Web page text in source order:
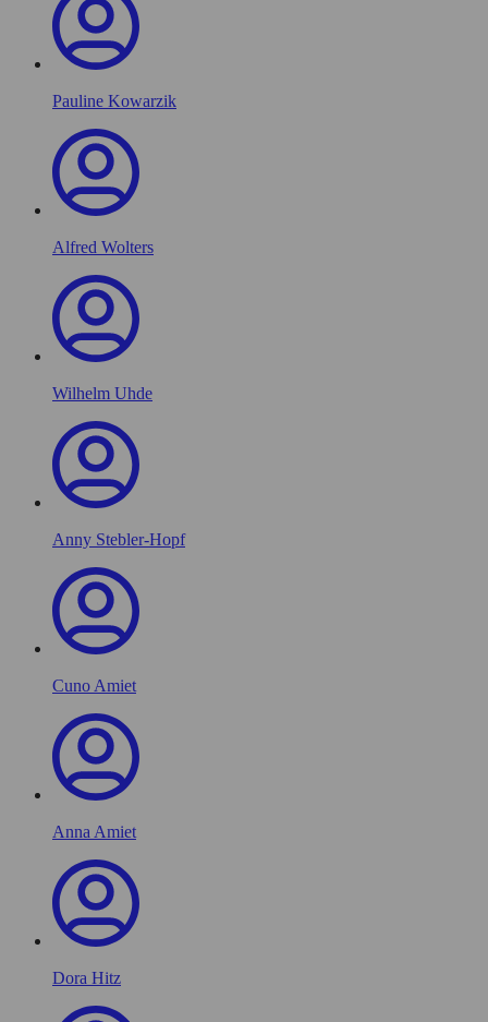
Pauline Kowarzik
Alfred Wolters
Wilhelm Uhde
Anny Stebler-Hopf
Cuno Amiet
Anna Amiet
Dora Hitz